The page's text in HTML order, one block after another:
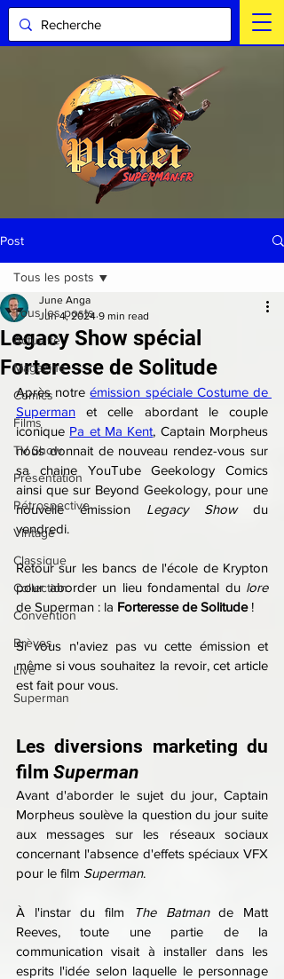
Post
Tous les posts
Actualité
Magazine
Comics
Films
TV Show
Présentation
Rétrospective
Vintage
Classique
Collection
Convention
Brèves
Live
Superman
Tous les posts
Legacy Show spécial
Forteresse de Solitude
June Anga
Jun 4, 2024 9 min read
Après notre émission spéciale Costume de
Superman et celle abordant le couple
iconique Pa et Ma Kent, Captain Morpheus
nous donnait de nouveau rendez-vous sur
sa chaine YouTube Geekology Comics
ainsi que sur Beyond Geekology, pour une
nouvelle émission Legacy Show du
vendredi.
Retour sur les bancs de l'école de Krypton
pour aborder un lieu fondamental du
lore
de Superman : la Forteresse de Solitude !
Si vous n'aviez pas vu cette émission et
même si vous souhaitez la revoir, cet article
est fait pour vous.
Les diversions marketing du
film Superman
Avant d'aborder le sujet du jour, Captain
Morpheus soulève la question du jour suite
aux messages sur les réseaux sociaux
concernant l'absence d'effets spéciaux VFX
pour le film Superman.
À l'instar du film The Batman de Matt
Reeves, toute une partie de la
communication visait à installer dans les
esprits l'idée selon laquelle le personnage